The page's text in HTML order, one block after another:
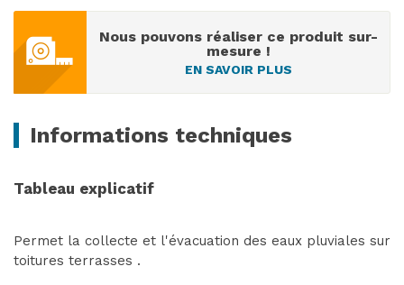
Nous pouvons réaliser ce produit sur-
mesure !
EN SAVOIR PLUS
Informations techniques
Tableau explicatif
Permet la collecte et l'évacuation des eaux pluviales sur
toitures terrasses .